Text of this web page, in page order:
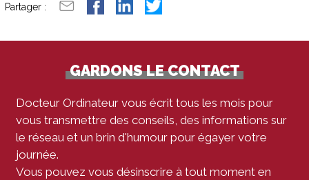
Partager :
GARDONS LE CONTACT
Docteur Ordinateur vous écrit tous les mois pour
vous transmettre des conseils, des informations sur
le réseau et un brin d'humour pour égayer votre
journée.
Vous pouvez vous désinscrire à tout moment en